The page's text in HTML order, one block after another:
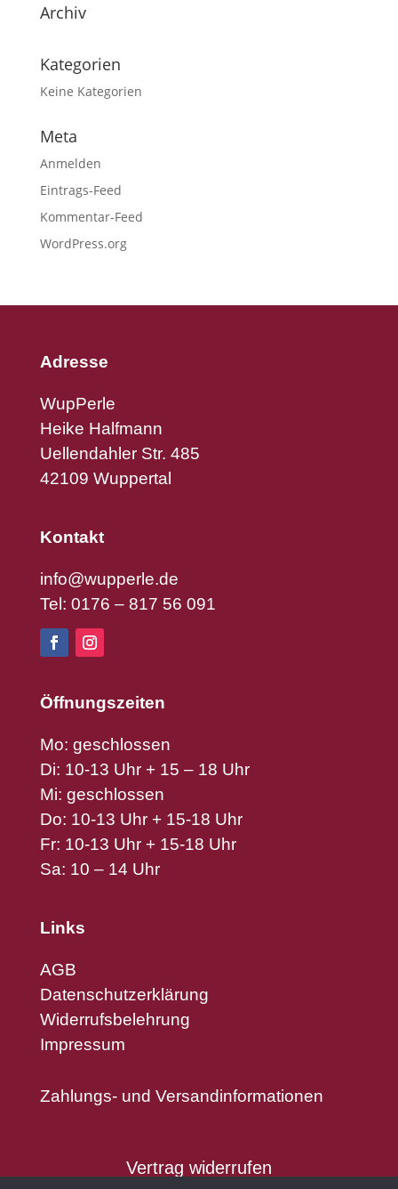
Archiv
Kategorien
Keine Kategorien
Meta
Anmelden
Eintrags-Feed
Kommentar-Feed
WordPress.org
Adresse
WupPerle
Heike Halfmann
Uellendahler Str. 485
42109 Wuppertal
Kontakt
info@wupperle.de
Tel: 0176 – 817 56 091
Öffnungszeiten
Mo: geschlossen
Di: 10-13 Uhr + 15 – 18 Uhr
Mi: geschlossen
Do: 10-13 Uhr + 15-18 Uhr
Fr: 10-13 Uhr + 15-18 Uhr
Sa: 10 – 14 Uhr
Links
AGB
Datenschutzerklärung
Widerrufsbelehrung
Impressum
Zahlungs- und Versandinformationen
Vertrag widerrufen